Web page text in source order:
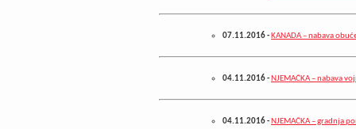
07.11.2016- KANADA – nabava
04.11.2016- NJEMAČKA – nabava
04.11.2016- NJEMAČKA – gradnja